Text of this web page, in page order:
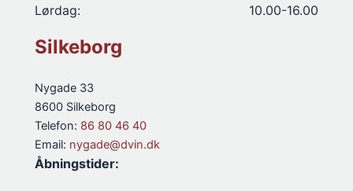
Lørdag:
10.00-16.00
Silkeborg
Nygade 33
8600 Silkeborg
Telefon: 86 80 46 40
Email: nygade@dvin.dk
Åbningstider: